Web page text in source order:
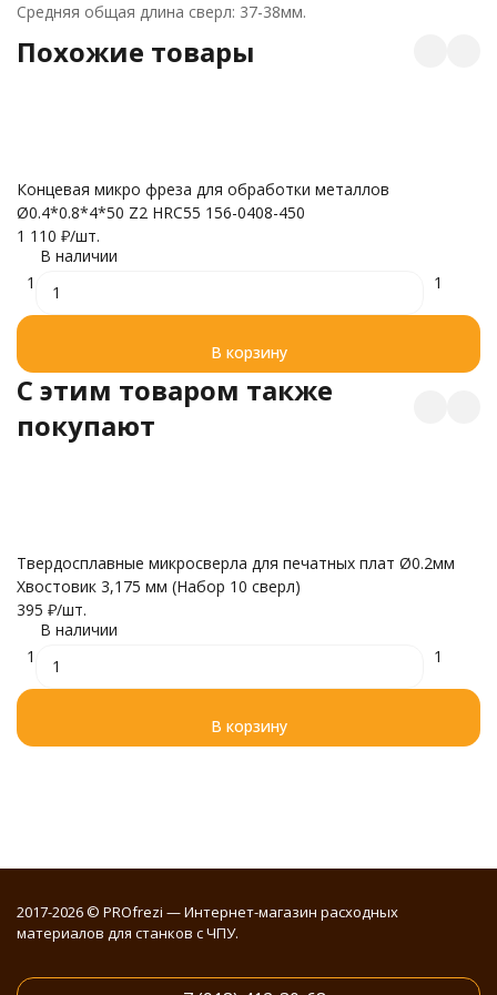
Средняя общая длина сверл: 37-38мм.
Похожие товары
Концевая микро фреза для обработки металлов
Ø0.4*0.8*4*50 Z2 HRC55 156-0408-450
1 110 ₽/шт.
В наличии
1
1
В корзину
C этим товаром также
покупают
Твердосплавные микросверла для печатных плат Ø0.2мм
Хвостовик 3,175 мм (Набор 10 сверл)
395 ₽/шт.
В наличии
1
1
В корзину
2017-2026 © PROfrezi — Интернет-магазин расходных
материалов для станков с ЧПУ.